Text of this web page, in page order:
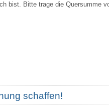
bist. Bitte trage die Quersumme
schaffen!